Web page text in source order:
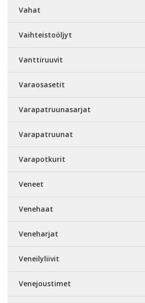
Vahat
Vaihteistoöljyt
Vanttiruuvit
Varaosasetit
Varapatruunasarjat
Varapatruunat
Varapotkurit
Veneet
Venehaat
Veneharjat
Veneilyliivit
Venejoustimet